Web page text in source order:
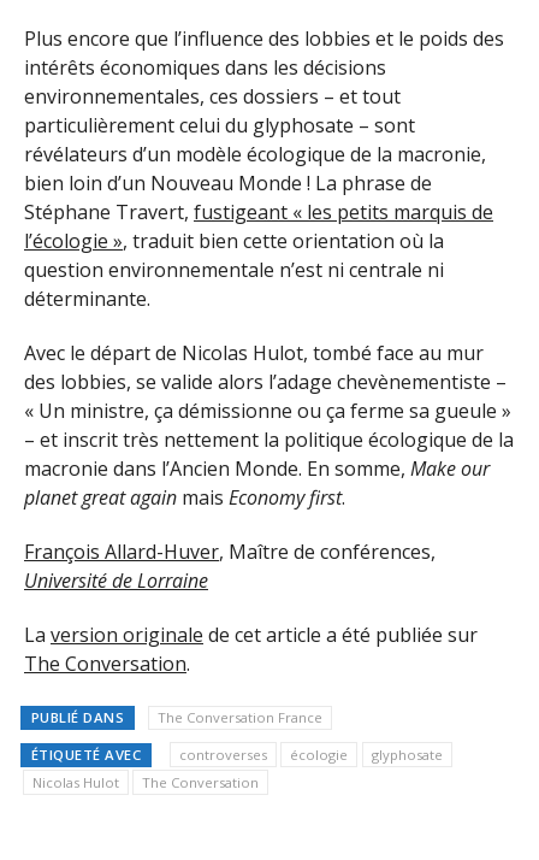
Plus encore que l’influence des lobbies et le poids des
intérêts économiques dans les décisions
environnementales, ces dossiers – et tout
particulièrement celui du glyphosate – sont
révélateurs d’un modèle écologique de la macronie,
bien loin d’un Nouveau Monde ! La phrase de
Stéphane Travert, fustigeant « les petits marquis de
l’écologie », traduit bien cette orientation où la
question environnementale n’est ni centrale ni
déterminante.
Avec le départ de Nicolas Hulot, tombé face au mur
des lobbies, se valide alors l’adage chevènementiste –
« Un ministre, ça démissionne ou ça ferme sa gueule »
– et inscrit très nettement la politique écologique de la
macronie dans l’Ancien Monde. En somme, Make our
planet great again mais Economy first.
François Allard-Huver, Maître de conférences,
Université de Lorraine
La version originale de cet article a été publiée sur
The Conversation.
PUBLIÉ DANS The Conversation France
ÉTIQUETÉ AVEC controverses écologie
glyphosate
Nicolas Hulot
The Conversation